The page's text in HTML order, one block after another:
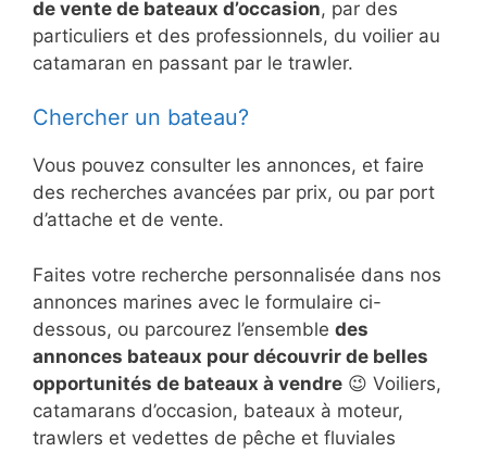
de vente de bateaux d’occasion, par des
particuliers et des professionnels, du voilier au
catamaran en passant par le trawler.
Chercher un bateau?
Vous pouvez consulter les annonces, et faire
des recherches avancées par prix, ou par port
d’attache et de vente.
Faites votre recherche personnalisée dans nos
annonces marines avec le formulaire ci-
dessous, ou parcourez l’ensemble des
annonces bateaux pour découvrir de belles
opportunités de bateaux à vendre 😉 Voiliers,
catamarans d’occasion, bateaux à moteur,
trawlers et vedettes de pêche et fluviales